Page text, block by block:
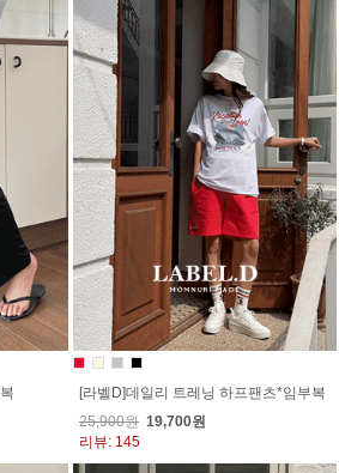
[라벨D]데일리 트레닝 하프팬츠*임부복
25,900원 19,700원
리뷰: 145